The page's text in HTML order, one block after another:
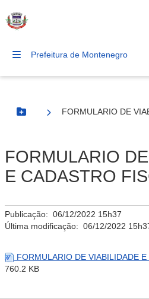
Prefeitura de Montenegro
Botão Menu
FORMULARIO DE
FORMULARIO
E CADASTRO
Publicação: 06/12/2022 15h37
Última modificação: 06/12/2022
FORMULARIO DE VIABILIDADE
760.2 KB